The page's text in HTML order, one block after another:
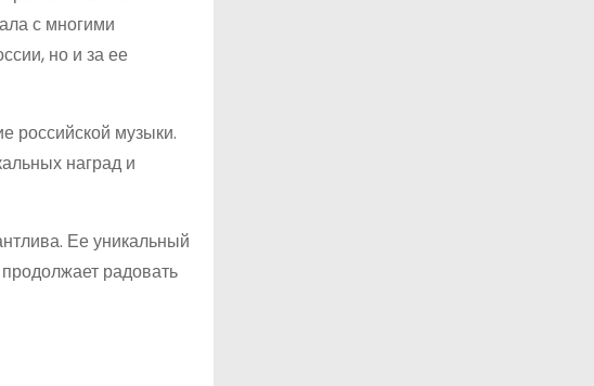
с многими
но и за ее
российской музыки.
наград и
Ее уникальный
радовать